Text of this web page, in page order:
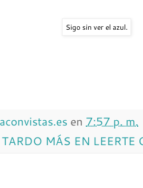
Sigo sin ver el azul.
en 7:57 p. m.
TARDO MÁS EN LEERTE